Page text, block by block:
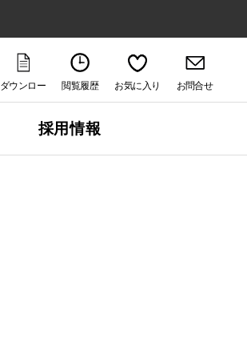
ダウンロー
ド
閲覧履歴 お気に入り お問合せ
採用情報